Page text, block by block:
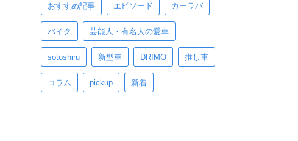
おすすめ記事 エピソード カーラバ
バイク 芸能人・有名人の愛車
sotoshiru 新型車 DRIMO 推し車
コラム pickup 新着